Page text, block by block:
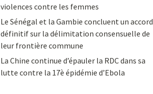
violences contre les femmes
Le Sénégal et la Gambie concluent un accord
définitif sur la délimitation consensuelle de
leur frontière commune
La Chine continue d’épauler la RDC dans sa
lutte contre la 17è épidémie d’Ebola